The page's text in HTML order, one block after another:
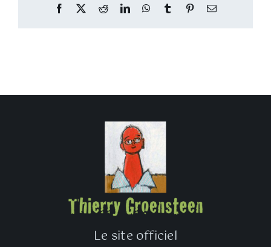
Facebook
TwitterRedditLinkedInWhatsApp
TumblrPinterestEmail
Le site officiel